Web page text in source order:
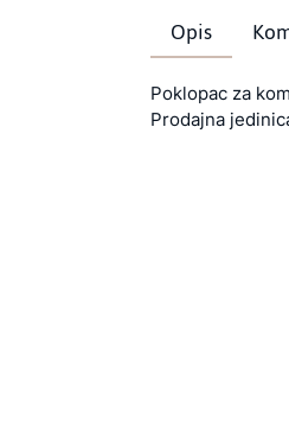
Opis
Poklopac za
Prodajna